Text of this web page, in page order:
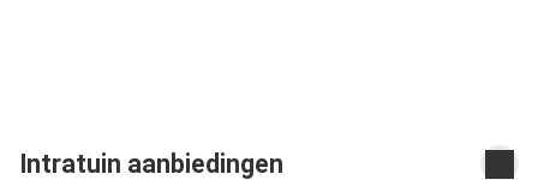
Intratuin aanbiedingen